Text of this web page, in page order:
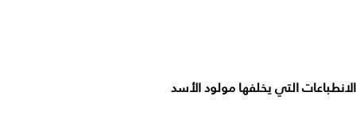
الانطباعات التي يخلفها مولود الأسد